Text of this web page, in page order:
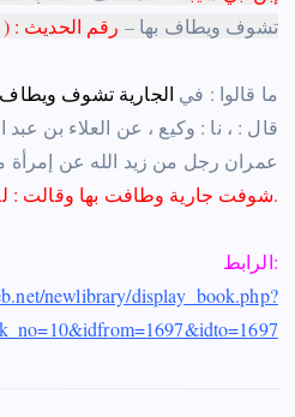
تشوف ويطاف بها – رقم الحديث : (
– ما قالوا : في الجاريةتشوف ويطاف
قال : ، نا : وكيع ، عن العلاء بن عبد
عمران رجل من زيد الله عن إمرأة
شوفت جارية وطافت بها وقالت :قريش.
الرابط:
newlibrary/display_book.php?